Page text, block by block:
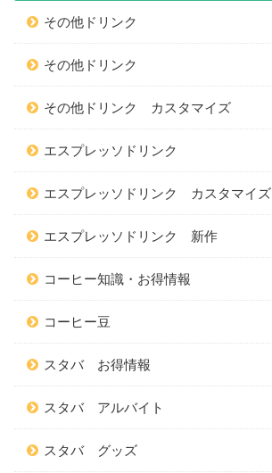
その他ドリンク
その他ドリンク
その他ドリンク カスタマイズ
エスプレッソドリンク
エスプレッソドリンク カスタマイズ
エスプレッソドリンク 新作
コーヒー知識・お得情報
コーヒー豆
スタバ お得情報
スタバ アルバイト
スタバ グッズ